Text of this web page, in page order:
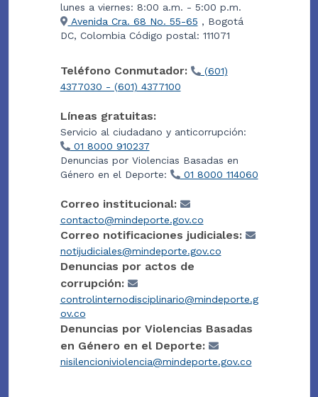
lunes a viernes: 8:00 a.m. - 5:00 p.m.
Avenida Cra. 68 No. 55-65 , Bogotá
DC, Colombia Código postal: 111071
Teléfono Conmutador:
(601)
4377030 - (601) 4377100
Líneas gratuitas:
Servicio al ciudadano y anticorrupción:
01 8000 910237
Denuncias por Violencias Basadas en
Género en el Deporte:
01 8000 114060
Correo institucional:
contacto@mindeporte.gov.co
Correo notificaciones judiciales:
notijudiciales@mindeporte.gov.co
Denuncias por actos de
corrupción:
controlinternodisciplinario@mindeporte.g
ov.co
Denuncias por Violencias Basadas
en Género en el Deporte:
nisilencioniviolencia@mindeporte.gov.co